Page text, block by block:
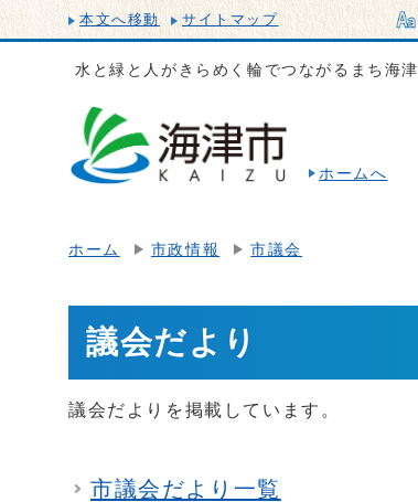
本文へ移動 サイトマップ
水と緑と人がきらめく輪でつながるまち海津
ホームへ
ホーム 市政情報 市議会
議会だより
議会だよりを掲載しています。
市議会だより一覧